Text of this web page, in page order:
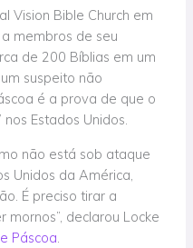
Vision Bible Church em
a membros de seu
de 200 Bíblias em um
suspeito não
é a prova de que o
Estados Unidos.
não está sob ataque
Unidos da América,
É preciso tirar a
declarou Locke
Páscoa.